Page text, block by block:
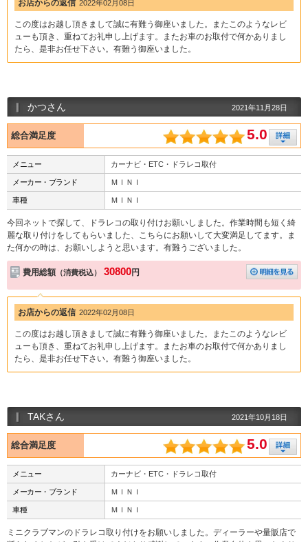
お店からの返信 2022年02月08日
この度はお越し頂きまして誠に有難う御座いました。またこのようなレビ
ューも頂き、重ねてお礼申し上げます。またお車のお取付で何かありまし
たら、是非お任せ下さい。有難う御座いました。
かつさん 2021年11月28日
総合満足度 5.0
メニュー カーナビ・ETC・ドラレコ取付
メーカー・ブランド ＭＩＮＩ
車種 ＭＩＮＩ
今回ネットで探して、ドラレコの取り付けお願いしました。作業時間も短く綺
麗な取り付けをしてもらいました、こちらにお願いして大変満足してます。ま
た何かの時は、お願いしようと思います。有難うございました。
費用総額 （消費税込） 30800円
お店からの返信 2022年02月08日
この度はお越し頂きまして誠に有難う御座いました。またこのようなレビ
ューも頂き、重ねてお礼申し上げます。またお車のお取付で何かありまし
たら、是非お任せ下さい。有難う御座いました。
TAKさん 2021年10月18日
総合満足度 5.0
メニュー カーナビ・ETC・ドラレコ取付
メーカー・ブランド ＭＩＮＩ
車種 ＭＩＮＩ
ミニクラブマンのドラレコ取り付けをお願いしました。ディーラーや量販店で